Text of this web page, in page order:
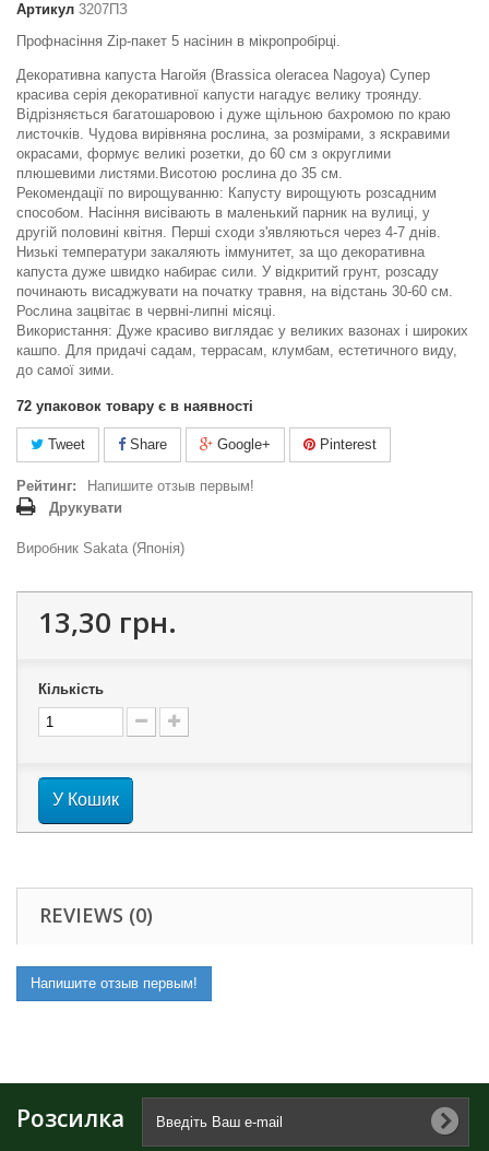
Артикул 3207ПЗ
Профнасіння Zip-пакет 5 насінин в мікропробірці.
Декоративна капуста Нагойя (Brassica oleracea Nagoya) Супер
красива серія декоративної капусти нагадує велику троянду.
Відрізняється багатошаровою і дуже щільною бахромою по краю
листочків. Чудова вирівняна рослина, за розмірами, з яскравими
окрасами, формує великі розетки, до 60 см з округлими
плюшевими листями.Висотою рослина до 35 см.
Рекомендації по вирощуванню: Капусту вирощують розсадним
способом. Насіння висівають в маленький парник на вулиці, у
другій половині квітня. Перші сходи з'являються через 4-7 днів.
Низькі температури закаляють іммунитет, за що декоративна
капуста дуже швидко набирає сили. У відкритий грунт, розсаду
починають висаджувати на початку травня, на відстань 30-60 см.
Рослина зацвітає в червні-липні місяці.
Використання: Дуже красиво виглядає у великих вазонах і широких
кашпо. Для придачі садам, террасам, клумбам, естетичного виду,
до самої зими.
72 упаковок товару є в наявності
Tweet Share Google+ Pinterest
Рейтинг:
Напишите отзыв первым!
Друкувати
Виробник Sakata (Японія)
13,30 грн.
Кількість
У Кошик
REVIEWS (0)
Напишите отзыв первым!
Розсилка